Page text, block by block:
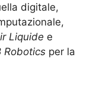
digitale,
Liquide e
Robotics per la